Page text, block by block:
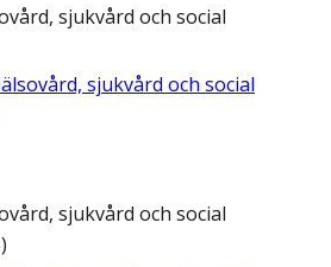
sjukvård och social
sjukvård och social
sjukvård och social
)